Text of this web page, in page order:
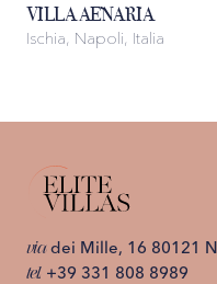
VILLA AENARIA
Ischia, Napoli, Italia
viadei Mille, 16 80121
tel. +39 331 808 8989